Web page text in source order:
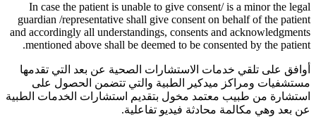
In case the patient is unable to give consent/ is a minor the legal
guardian /representative shall give consent on behalf of the patient
and accordingly all understandings, consents and acknowledgments
mentioned above shall be deemed to be consented by the patient.
أوافق على تلقي خدمات الاستشارات الصحية عن بعد التي تقدمها
مستشفيات ومراكز ميدكير الطبية والتي تتضمن الحصول على
استشارة من طبيب معتمد مخول بتقديم استشارات الخدمات الطبية
عن بعد وهي مكالمة محادثة فيديو تفاعلية.